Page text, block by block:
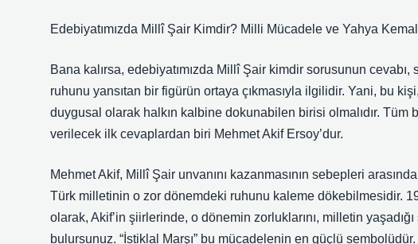
Edebiyatımızda Millî Şair Kimdir? Milli Mücadele ve Yahya
Bana kalırsa, edebiyatımızda Millî Şair kimdir sorusunun
ruhunu yansıtan bir figürün ortaya çıkmasıyla ilgilidir. Yani, bu
duygusal olarak halkın kalbine dokunabilen birisi olmalıdır.
verilecek ilk cevaplardan biri Mehmet Akif Ersoy’dur.
Mehmet Akif, Millî Şair unvanını kazanmasının sebepleri
Türk milletinin o zor dönemdeki ruhunu kaleme dökebilmesidir.
olarak, Akif’in şiirlerinde, o dönemin zorluklarını, milletin yaşadığı
bulursunuz. “İstiklal Marşı” bu mücadelenin en güçlü